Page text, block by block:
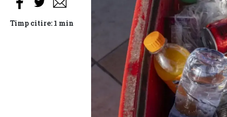
Timp citire: 1 min